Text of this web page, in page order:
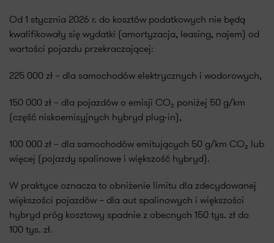
Od 1 stycznia 2026 r. do kosztów podatkowych nie będą
kwalifikowały się wydatki (amortyzacja, leasing, najem) od
wartości pojazdu przekraczającej:
225 000 zł – dla samochodów elektrycznych i wodorowych,
150 000 zł – dla pojazdów o emisji CO₂ poniżej 50 g/km
(część niskoemisyjnych hybryd plug-in),
100 000 zł – dla samochodów emitujących 50 g/km CO₂ lub
więcej (pojazdy spalinowe i większość hybryd).
W praktyce oznacza to obniżenie limitu dla zdecydowanej
większości pojazdów – dla aut spalinowych i większości
hybryd próg kosztowy spadnie z obecnych 150 tys. zł do
100 tys. zł.